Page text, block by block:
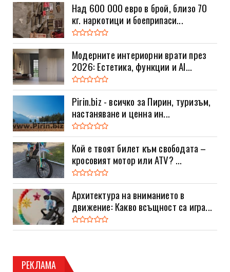
Над 600 000 евро в брой, близо 70
кг. наркотици и боеприпаси...
Модерните интериорни врати през
2026: Естетика, функции и AI...
Pirin.biz - всичко за Пирин, туризъм,
настаняване и ценна ин...
Кой е твоят билет към свободата –
кросовият мотор или ATV? ...
Архитектура на вниманието в
движение: Какво всъщност са игра...
РЕКЛАМА